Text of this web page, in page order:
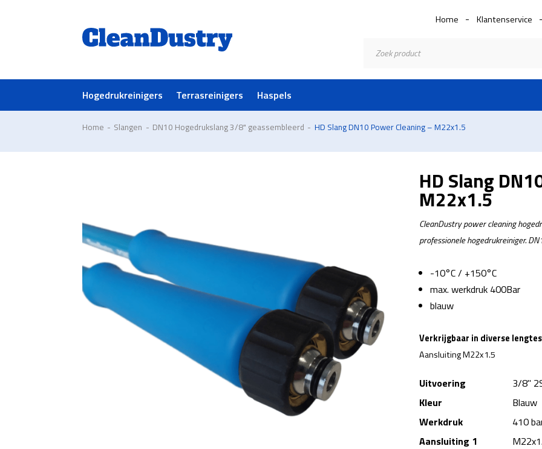
Home Klantenservice
zoeken
Hogedrukreinigers Terrasreinigers Haspels
Home - Slangen - DN10 Hogedrukslang 3/8" geassembleerd - HD Slang DN10 Power Cleaning – M22x1.5
HD Slang
M22x1.5
CleanDustry power cleaning
professionele hogedrukreiniger.
-10°C / +150°C
max. werkdruk 400Bar
blauw
Verkrijgbaar in diverse
Aansluiting M22x1.5
Uitvoering
3/8"
Kleur
Blauw
Werkdruk
410
Aansluiting 1